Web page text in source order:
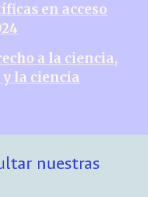
en acceso
a la ciencia,
la ciencia
nuestras